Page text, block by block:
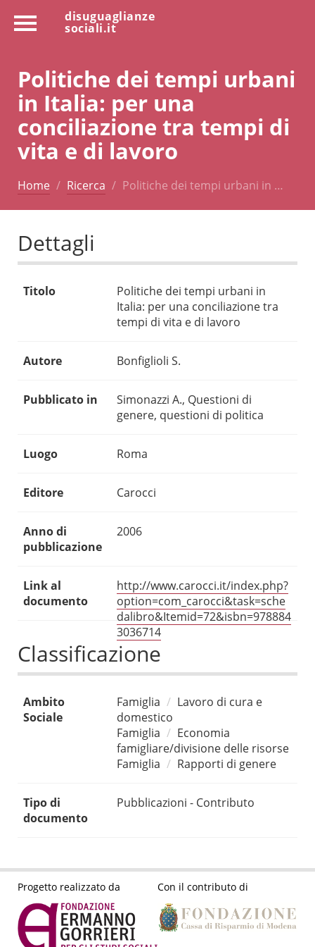
disuguaglianze
sociali.it
Politiche dei tempi urbani
in Italia: per una
conciliazione tra tempi di
vita e di lavoro
Home Ricerca Politiche dei tempi urbani in …
Dettagli
Titolo
Politiche dei tempi urbani in
Italia: per una conciliazione tra
tempi di vita e di lavoro
Autore Bonfiglioli S.
Pubblicato in
Simonazzi A., Questioni di
genere, questioni di politica
Luogo Roma
Editore Carocci
Anno di
pubblicazione
2006
Link al
documento
http://www.carocci.it/index.php?
option=com_carocci&task=sche
dalibro&Itemid=72&isbn=978884
3036714
Classificazione
Ambito
Sociale
Famiglia
Lavoro di cura e
domestico
Famiglia
Economia
famigliare/divisione delle risorse
Famiglia
Rapporti di genere
Tipo di
documento
Pubblicazioni - Contributo
Progetto realizzato da Con il contributo di